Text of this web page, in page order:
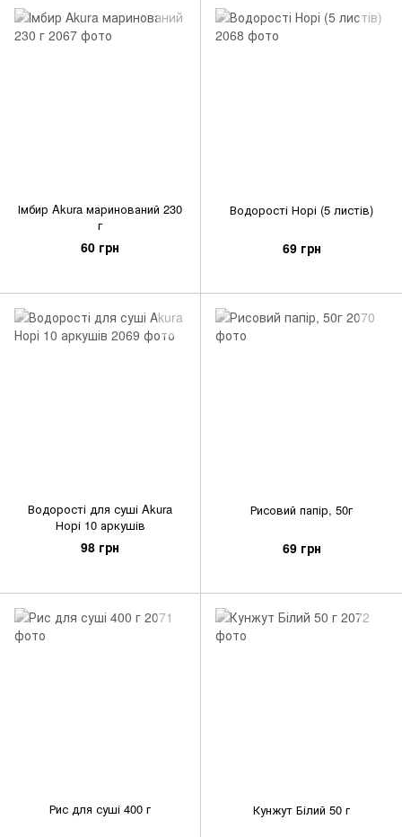
Імбир Akura маринований 230
г
60 грн
Водорості Норі (5 листів)
69 грн
Водорості для суші Akura
Норі 10 аркушів
98 грн
Рисовий папір, 50г
69 грн
Рис для суші 400 г Кунжут Білий 50 г